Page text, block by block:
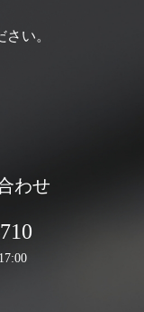
い。
わせ